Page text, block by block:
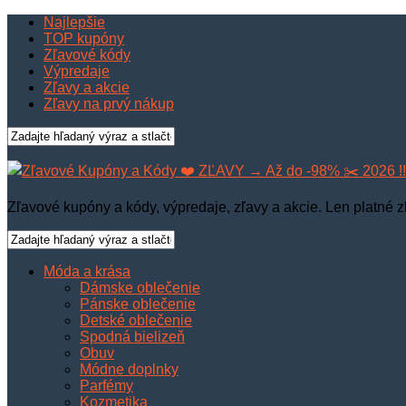
Najlepšie
TOP kupóny
Zľavové kódy
Výpredaje
Zľavy a akcie
Zľavy na prvý nákup
Zľavové kupóny a kódy, výpredaje, zľavy a akcie. Len platné
Móda a krása
Dámske oblečenie
Pánske oblečenie
Detské oblečenie
Spodná bielizeň
Obuv
Módne doplnky
Parfémy
Kozmetika